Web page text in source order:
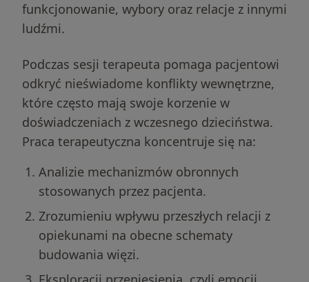
funkcjonowanie, wybory oraz relacje z innymi
ludźmi.
Podczas sesji terapeuta pomaga pacjentowi
odkryć nieświadome konflikty wewnętrzne,
które często mają swoje korzenie w
doświadczeniach z wczesnego dzieciństwa.
Praca terapeutyczna koncentruje się na:
Analizie mechanizmów obronnych
stosowanych przez pacjenta.
Zrozumieniu wpływu przeszłych relacji z
opiekunami na obecne schematy
budowania więzi.